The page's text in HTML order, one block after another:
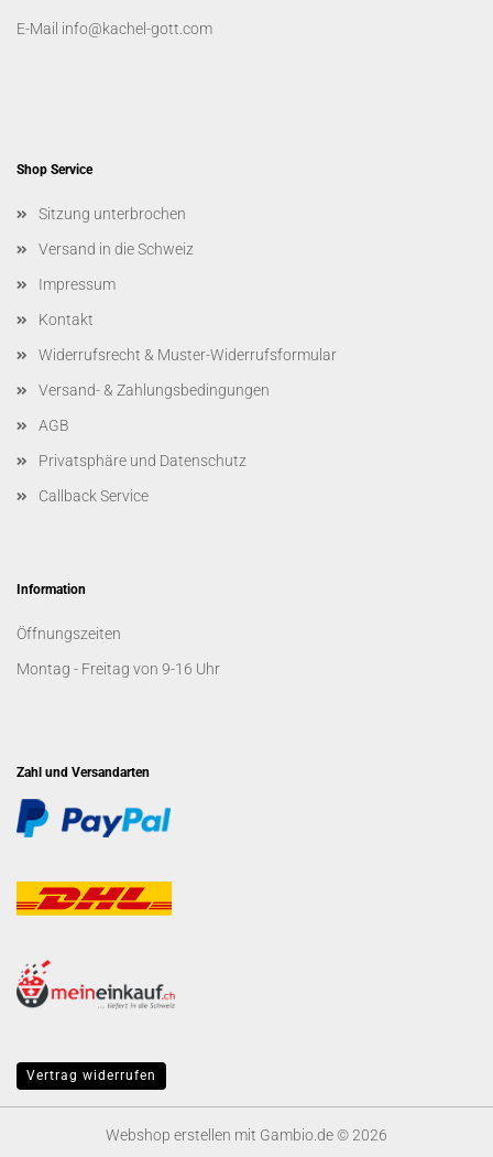
E-Mail info@kachel-gott.com
Shop Service
Sitzung unterbrochen
Versand in die Schweiz
Impressum
Kontakt
Widerrufsrecht & Muster-Widerrufsformular
Versand- & Zahlungsbedingungen
AGB
Privatsphäre und Datenschutz
Callback Service
Information
Öffnungszeiten
Montag - Freitag von 9-16 Uhr
Zahl und Versandarten
Vertrag widerrufen
Webshop erstellen mit Gambio.de © 2026